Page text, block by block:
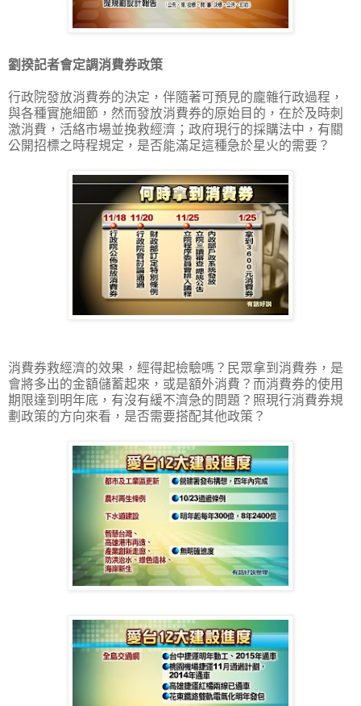
劉揆記者會定調消費券政策
行政院發放消費券的決定，伴隨著可預見的龐雜行政過程，
與各種實施細節，然而發放消費券的原始目的，在於及時刺
激消費，活絡市場並挽救經濟；政府現行的採購法中，有關
公開招標之時程規定，是否能滿足這種急於星火的需要？
消費券救經濟的效果，經得起檢驗嗎？民眾拿到消費券，是
會將多出的金額儲蓄起來，或是額外消費？而消費券的使用
期限達到明年底，有沒有緩不濟急的問題？照現行消費券規
劃政策的方向來看，是否需要搭配其他政策？